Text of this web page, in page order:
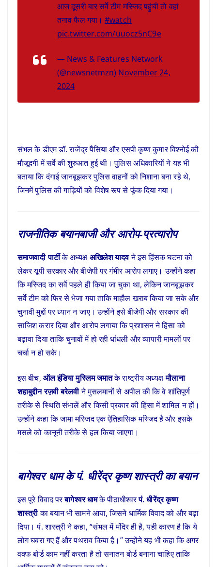
आज दूसरी बार सर्वे टीम मस्जिद पहुंची तो वहां
तनाव फैल गया।#watch
pic.twitter.com/uuocz5nC9e
— News & Features Network
(@newsnetmzn) November 24,
2024
संभल के डीएम डॉ. राजेंद्र पैंसिया और एसपी कृष्ण कुमार विश्नोई की
मौजूदगी में सर्वे की शुरुआत हुई थी। पुलिस अधिकारियों ने यह भी
बताया कि दंगाई जानबूझकर पुलिस वाहनों को निशाना बना रहे थे,
जिनमें पुलिस की गाड़ियों को विशेष रूप से फूंक दिया गया।
राजनीतिक बयानबाजी और आरोप-प्रत्यारोप
समाजवादी पार्टीके अध्यक्ष अखिलेश यादवने इस हिंसक घटना को
लेकर यूपी सरकार और बीजेपी पर गंभीर आरोप लगाए। उन्होंने कहा
कि मस्जिद का सर्वे पहले ही किया जा चुका था, लेकिन जानबूझकर
सर्वे टीम को फिर से भेजा गया ताकि माहौल खराब किया जा सके और
चुनावी मुद्दों पर ध्यान न जाए। उन्होंने इसे बीजेपी और सरकार की
साजिश करार दिया और आरोप लगाया कि प्रशासन ने हिंसा को
बढ़ावा दिया ताकि चुनावों में हो रही धांधली और व्यापारी मामलों पर
चर्चा न हो सके।
इस बीच, ऑल इंडिया मुस्लिम जमातके राष्ट्रीय अध्यक्षमौलाना
शहाबुद्दीन रज़वी बरेलवीने मुसलमानों से अपील की कि वे शांतिपूर्ण
तरीके से स्थिति संभालें और किसी प्रकार की हिंसा में शामिल न हों।
उन्होंने कहा कि जामा मस्जिद एक ऐतिहासिक मस्जिद है और इसके
मसले को कानूनी तरीके से हल किया जाएगा।
बागेश्वर धाम के पं. धीरेंद्र कृष्ण शास्त्री का बयान
इस पूरे विवाद परबागेश्वर धामके पीठाधीश्वरपं. धीरेंद्र कृष्ण
शास्त्रीका बयान भी सामने आया, जिसने धार्मिक विवाद को और बढ़ा
दिया। पं. शास्त्री ने कहा, “संभल में मंदिर ही है, यही कारण है कि ये
लोग घबरा गए हैं और पथराव किया है।” उन्होंने यह भी कहा कि अगर
वक्फ बोर्ड काम नहीं करता है तो सनातन बोर्ड बनाना चाहिए ताकि